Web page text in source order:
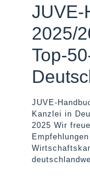
JUVE-
2025/
Top-
JUVE-
Kanzlei in
2025 Wir